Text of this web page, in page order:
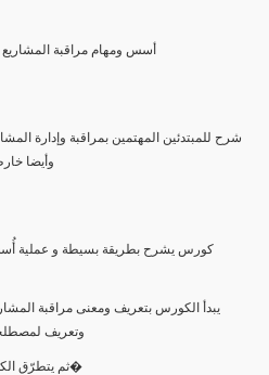
Foundations of Projects Control | أسس ومهام مراقبة المشاريع
شرح للمبتدئين المهتمين بمراقبة وإدارة
وأيضا
كورس يشرح بطريقة بسيطة و عملية
يبدأ الكورس بتعريف ومعنى مراقبة
وتعريف
ثم يتطرّق الكورس للجزء الأساسي و هوا شرح لمها�